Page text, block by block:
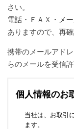
さい。
電話・ＦＡＸ・メ
ありますので、再
携帯のメールアド
らのメールを受信